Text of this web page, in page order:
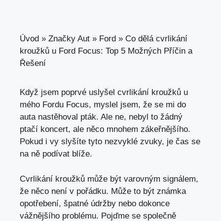
Úvod » Značky Aut » Ford » Co dělá cvrlikání
kroužků u Ford Focus: Top 5 Možných Příčin a
Řešení
Když jsem poprvé uslyšel cvrlikání kroužků u
mého Fordu Focus, myslel jsem, že se mi do
auta nastěhoval pták. Ale ne, nebyl to žádný
ptačí koncert, ale něco mnohem zákeřnějšího.
Pokud i vy slyšíte tyto nezvyklé zvuky, je čas se
na ně podívat blíže.
Cvrlikání kroužků může být varovným signálem,
že něco není v pořádku. Může to být známka
opotřebení, špatné údržby nebo dokonce
vážnějšího problému. Pojďme se společně